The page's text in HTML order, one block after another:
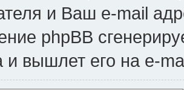
и Ваш e-mail
phpBB
и вышлет его на e-